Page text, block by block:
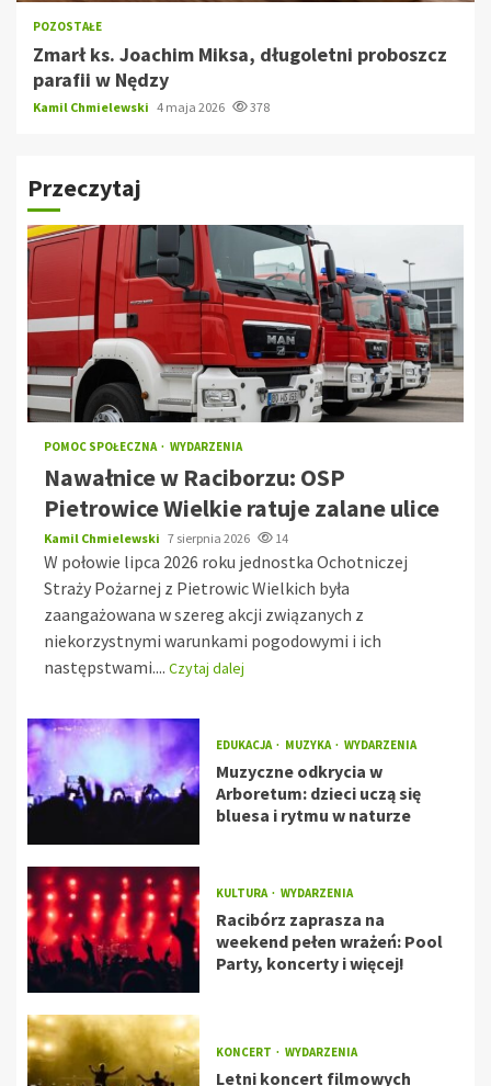
POZOSTAŁE
Zmarł ks. Joachim Miksa, długoletni proboszcz
parafii w Nędzy
Kamil Chmielewski 4 maja 2026 378
Przeczytaj
POMOC SPOŁECZNA WYDARZENIA
Nawałnice w Raciborzu: OSP
Pietrowice Wielkie ratuje zalane ulice
Kamil Chmielewski 7 sierpnia 2026 14
W połowie lipca 2026 roku jednostka Ochotniczej
Straży Pożarnej z Pietrowic Wielkich była
zaangażowana w szereg akcji związanych z
niekorzystnymi warunkami pogodowymi i ich
następstwami.... Czytaj dalej
EDUKACJA MUZYKA WYDARZENIA
Muzyczne odkrycia w
Arboretum: dzieci uczą się
bluesa i rytmu w naturze
KULTURA WYDARZENIA
Racibórz zaprasza na
weekend pełen wrażeń: Pool
Party, koncerty i więcej!
KONCERT WYDARZENIA
Letni koncert filmowych